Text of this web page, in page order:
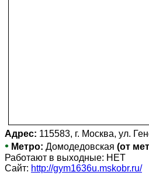
Адрес: 115583, г. Москва, ул.
• Метро: Домодедовская (от
Работают в выходные: НЕТ
Сайт: http://gym1636u.mskobr.ru/